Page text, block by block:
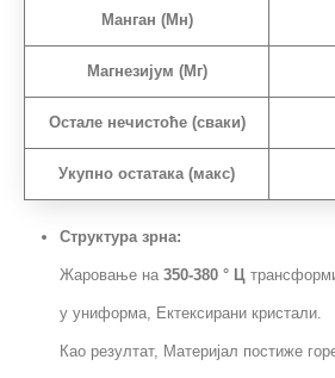
Манган (Мн)
Магнезијум (Мг)
Остале нечистоће (сваки)
Укупно остатака (макс)
Структура зрна:
Жаровање на 350-380 ° Ц
у униформа, Ектексирани кристали.
Као резултат, Материјал постиже